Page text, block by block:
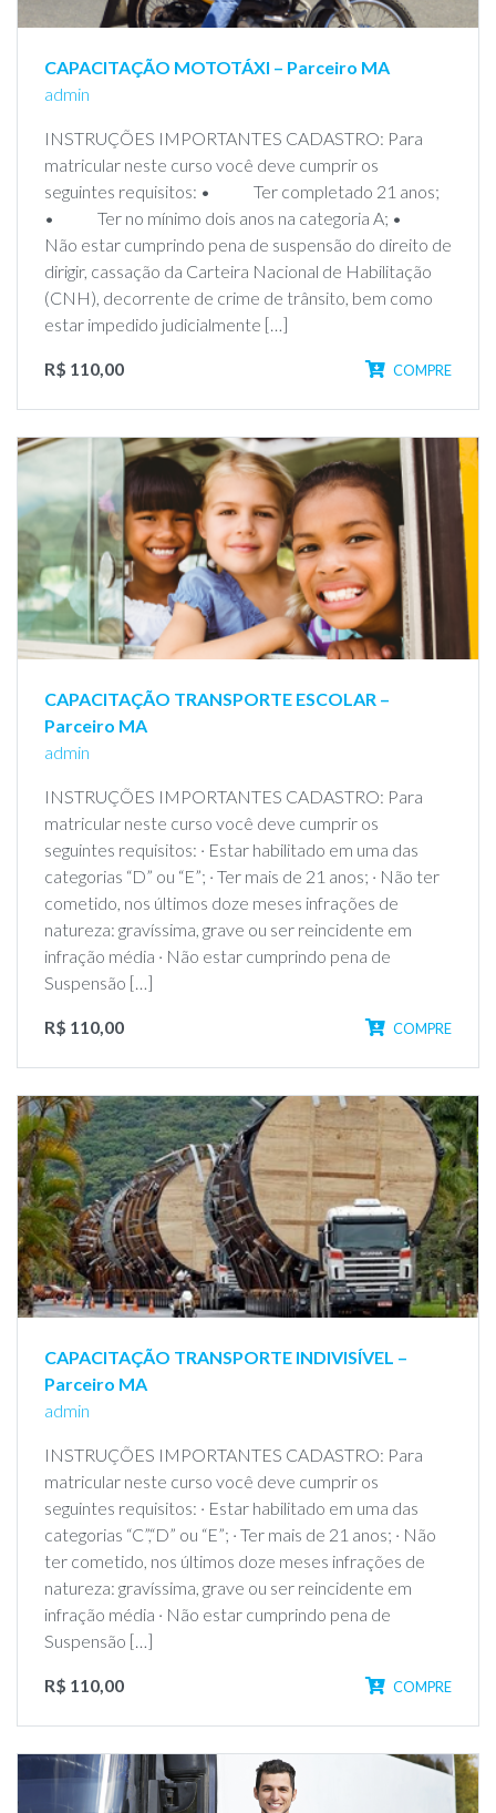
CAPACITAÇÃO MOTOTÁXI – Parceiro MA
admin
INSTRUÇÕES IMPORTANTES CADASTRO: Para
matricular neste curso você deve cumprir os
seguintes requisitos: • Ter completado 21 anos;
• Ter no mínimo dois anos na categoria A; •
Não estar cumprindo pena de suspensão do direito de
dirigir, cassação da Carteira Nacional de Habilitação
(CNH), decorrente de crime de trânsito, bem como
estar impedido judicialmente […]
R$ 110,00 COMPRE
CAPACITAÇÃO TRANSPORTE ESCOLAR –
Parceiro MA
admin
INSTRUÇÕES IMPORTANTES CADASTRO: Para
matricular neste curso você deve cumprir os
seguintes requisitos: · Estar habilitado em uma das
categorias “D” ou “E”; · Ter mais de 21 anos; · Não ter
cometido, nos últimos doze meses infrações de
natureza: gravíssima, grave ou ser reincidente em
infração média · Não estar cumprindo pena de
Suspensão […]
R$ 110,00 COMPRE
CAPACITAÇÃO TRANSPORTE INDIVISÍVEL –
Parceiro MA
admin
INSTRUÇÕES IMPORTANTES CADASTRO: Para
matricular neste curso você deve cumprir os
seguintes requisitos: · Estar habilitado em uma das
categorias “C”,“D” ou “E”; · Ter mais de 21 anos; · Não
ter cometido, nos últimos doze meses infrações de
natureza: gravíssima, grave ou ser reincidente em
infração média · Não estar cumprindo pena de
Suspensão […]
R$ 110,00 COMPRE